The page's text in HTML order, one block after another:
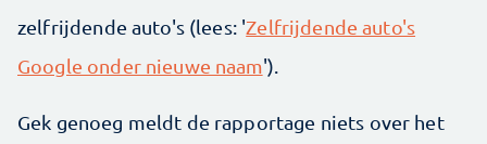
zelfrijdende auto's (lees: 'Zelfrijdende auto's
Google onder nieuwe naam').
Gek genoeg meldt de rapportage niets over het